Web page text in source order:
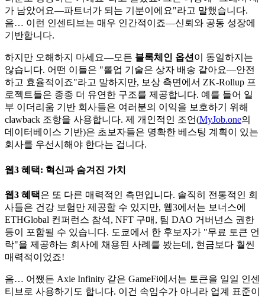
가 남았어요—파트너가 되는 기분이에요"라고 말했습니다.
음… 이런 인센티브는 매우 인간적이죠—신뢰와 공동 성장에
기반합니다.
하지만 오해하지 마세요—모든 블록체인 옵션 이 동일하지는
않습니다. 어떤 이들은 "롤업 기술은 상자 배송 같아요—안전
하고 효율적이죠"라고 말하지만, 보상 측면에서 ZK-Rollup 프
로젝트들은 종종 더 유연한 구조를 제공합니다. 예를 들어 일
부 이더리움 기반 회사들은 여러분의 이익을 보호하기 위해
clawback 조항을 사용합니다. 제 개인적인 조언(MyJob.one의
데이터베이스 기반)은 초보자들은 명확한 베스팅 계획이 있는
회사를 우선시해야 한다는 겁니다.
웹3 혜택: 혁신과 숨겨진 가치
웹3 혜택은 또 다른 매력적인 측면입니다. 솔직히 전통적인 회
사들은 건강 보험만 제공할 수 있지만, 웹3에서는 보너스에
ETHGlobal 컨퍼런스 참석, NFT 구매, 팀 DAO 거버넌스 권한
등이 포함될 수 있습니다. 도쿄에서 한 후보자가 "무료 토큰 언
락"을 제공하는 회사에 채용된 사례를 봤는데, 현금보다 훨씬
매력적이었죠!
음… 어쨌든 Axie Infinity 같은 GameFi에서는 토큰을 일일 인센
티브로 사용하기도 합니다. 이건 속임수가 아니라 업계 표준이